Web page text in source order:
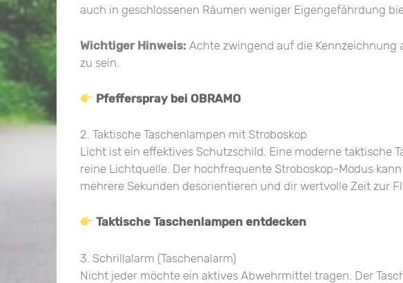
auch in geschlossenen Räumen weniger Eigengefährdung
Wichtiger Hinweis: Achte zwingend auf die Kennzeichnung
zu sein.
Pfefferspray bei OBRAMO
2. Taktische Taschenlampen mit Stroboskop
Licht ist ein effektives Schutzschild. Eine moderne taktische
reine Lichtquelle. Der hochfrequente Stroboskop-Modus
mehrere Sekunden desorientieren und dir wertvolle Zeit zur
Taktische Taschenlampen entdecken
3. Schrillalarm (Taschenalarm)
Nicht jeder möchte ein aktives Abwehrmittel tragen. Der